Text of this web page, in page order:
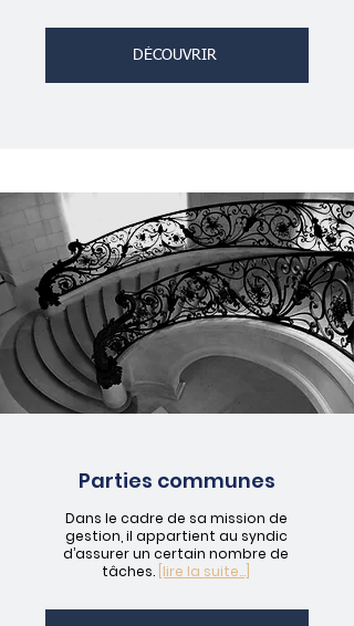
DÉCOUVRIR
Parties communes
Dans le cadre de sa mission de
gestion, il appartient au syndic
d’assurer un certain nombre de
tâches. [lire la suite...]